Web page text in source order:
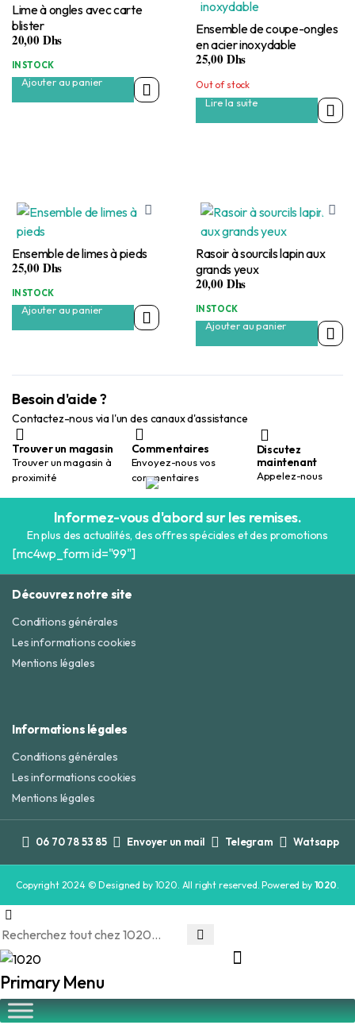
Lime à ongles avec carte
blister
20,00Dhs
IN STOCK
Ajouter au panier
Ensemble de coupe-ongles
en acier inoxydable
25,00Dhs
Out of stock
Lire la suite
Ensemble de limes à pieds
25,00Dhs
IN STOCK
Ajouter au panier
Rasoir à sourcils lapin aux
grands yeux
20,00Dhs
IN STOCK
Ajouter au panier
Besoin d'aide ?
Contactez-nous via l'un des canaux d'assistance
Trouver un magasin
Trouver un magasin à
proximité
Commentaires
Envoyez-nous vos
commentaires
Discutez
maintenant
Appelez-nous
Informez-vous d'abord sur les remises.
En plus des actualités, des offres spéciales et des promotions
[mc4wp_form id="99"]
Découvrez notre site
Conditions générales
Les informations cookies
Mentions légales
Informations légales
Conditions générales
Les informations cookies
Mentions légales
06 70 78 53 85 Envoyer un mail Telegram Watsapp
Copyright 2024 © Designed by 1020. All right reserved. Powered by 1020
Primary Menu